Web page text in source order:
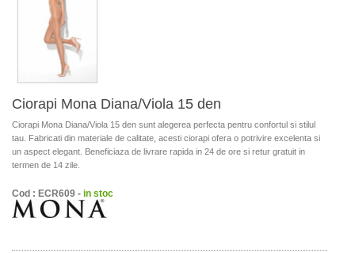
Ciorapi Mona Diana/Viola 15 den
Ciorapi Mona Diana/Viola 15 den sunt alegerea perfecta pentru confortul si stilul
tau. Fabricati din materiale de calitate, acesti ciorapi ofera o potrivire excelenta si
un aspect elegant. Beneficiaza de livrare rapida in 24 de ore si retur gratuit in
termen de 14 zile.
Cod : ECR609 - in stoc